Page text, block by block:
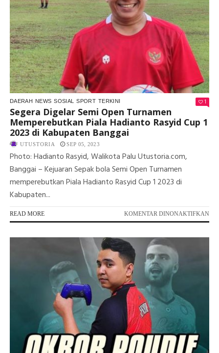
DAERAH NEWS SOSIAL SPORT TERKINI 1
Segera Digelar Semi Open Turnamen
Memperebutkan Piala Hadianto Rasyid Cup 1
2023 di Kabupaten Banggai
UTUSTORIA SEP 05, 2023
Photo: Hadianto Rasyid, Walikota Palu Utustoria.com,
Banggai – Kejuaran Sepak bola Semi Open Turnamen
memperebutkan Piala Hadianto Rasyid Cup 1 2023 di
Kabupaten...
READ MORE KOMENTAR DINONAKTIFKAN